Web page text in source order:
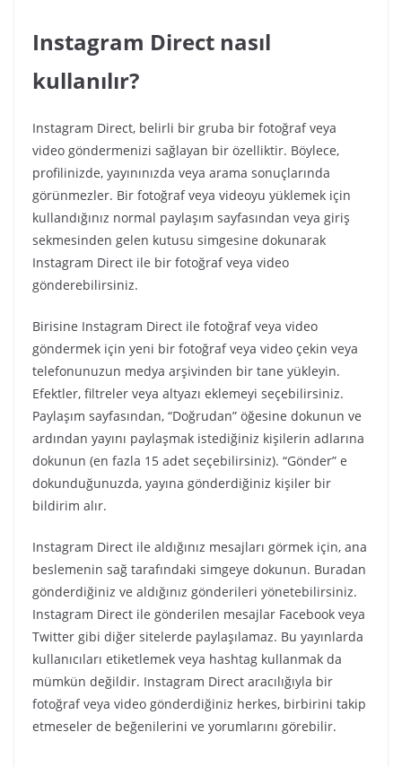
Instagram Direct nasıl
kullanılır?
Instagram Direct, belirli bir gruba bir fotoğraf veya
video göndermenizi sağlayan bir özelliktir. Böylece,
profilinizde, yayınınızda veya arama sonuçlarında
görünmezler. Bir fotoğraf veya videoyu yüklemek için
kullandığınız normal paylaşım sayfasından veya giriş
sekmesinden gelen kutusu simgesine dokunarak
Instagram Direct ile bir fotoğraf veya video
gönderebilirsiniz.
Birisine Instagram Direct ile fotoğraf veya video
göndermek için yeni bir fotoğraf veya video çekin veya
telefonunuzun medya arşivinden bir tane yükleyin.
Efektler, filtreler veya altyazı eklemeyi seçebilirsiniz.
Paylaşım sayfasından, “Doğrudan” öğesine dokunun ve
ardından yayını paylaşmak istediğiniz kişilerin adlarına
dokunun (en fazla 15 adet seçebilirsiniz). “Gönder” e
dokunduğunuzda, yayına gönderdiğiniz kişiler bir
bildirim alır.
Instagram Direct ile aldığınız mesajları görmek için, ana
beslemenin sağ tarafındaki simgeye dokunun. Buradan
gönderdiğiniz ve aldığınız gönderileri yönetebilirsiniz.
Instagram Direct ile gönderilen mesajlar Facebook veya
Twitter gibi diğer sitelerde paylaşılamaz. Bu yayınlarda
kullanıcıları etiketlemek veya hashtag kullanmak da
mümkün değildir. Instagram Direct aracılığıyla bir
fotoğraf veya video gönderdiğiniz herkes, birbirini takip
etmeseler de beğenilerini ve yorumlarını görebilir.